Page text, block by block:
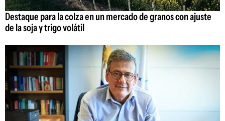
Destaque para la colza en un mercado de granos con ajuste
de la soja y trigo volátil